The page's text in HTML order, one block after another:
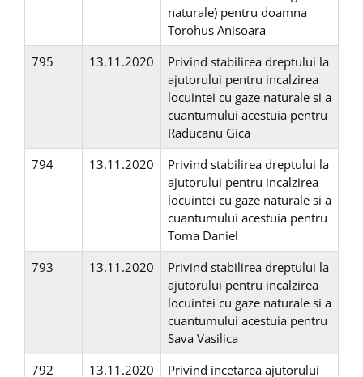
naturale) pentru doamna
Torohus Anisoara
795
13.11.2020
Privind stabilirea dreptului la
ajutorului pentru incalzirea
locuintei cu gaze naturale si a
cuantumului acestuia pentru
Raducanu Gica
794
13.11.2020
Privind stabilirea dreptului la
ajutorului pentru incalzirea
locuintei cu gaze naturale si a
cuantumului acestuia pentru
Toma Daniel
793
13.11.2020
Privind stabilirea dreptului la
ajutorului pentru incalzirea
locuintei cu gaze naturale si a
cuantumului acestuia pentru
Sava Vasilica
792
13.11.2020
Privind incetarea ajutorului